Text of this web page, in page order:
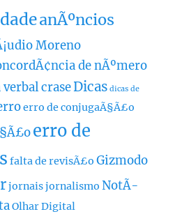
anÃºncios
Moreno
de nÃºmero
verbalcraseDicas dicas de
erro de conjugaÃ§Ã£o
erro de
falta de revisÃ£o Gizmodo
jornaisjornalismo NotÃ­
Olhar Digital